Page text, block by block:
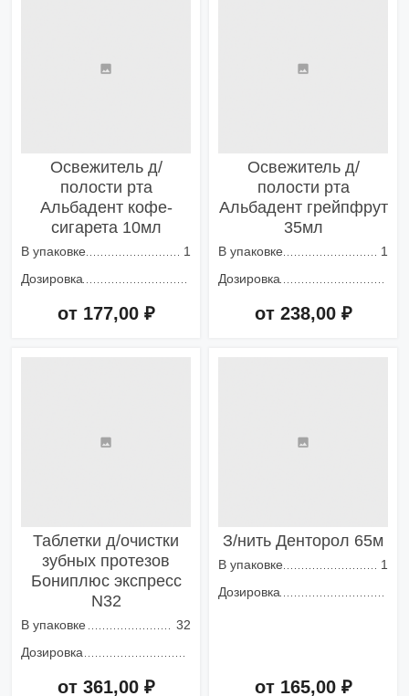
Освежитель д/
полости рта
Альбадент кофе-
сигарета 10мл
В упаковке
1
Дозировка
от 177,00 ₽
Освежитель д/
полости рта
Альбадент грейпфрут
35мл
В упаковке
1
Дозировка
от 238,00 ₽
Таблетки д/очистки
зубных протезов
Бониплюс экспресс
N32
В упаковке
32
Дозировка
от 361,00 ₽
З/нить Денторол 65м
В упаковке
1
Дозировка
от 165,00 ₽